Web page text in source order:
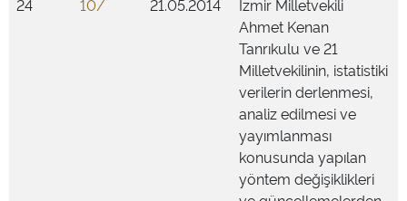
24
10/ 21.05.2014
İzmir Milletvekili
Ahmet Kenan
Tanrıkulu ve 21
Milletvekilinin, istatistiki
verilerin derlenmesi,
analiz edilmesi ve
yayımlanması
konusunda yapılan
yöntem değişiklikleri